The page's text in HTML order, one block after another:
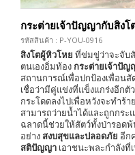
กระต่ายเจ้าปัญญากับสิงโ
รหัสสินค้า : P-YOU-0916
สิงโตผู้หิวโหย ที่ข่มขู่ว่าจะจับ
ตนเองอิ่มท้องกระต่ายเจ้าปัญ
สถานการณ์เพื่อปกป้องเพื่อน
เชื่อว่ามีคู่แข่งที่แข็งแกร่งอีกตั
กระโดดลงไปเพื่อหวังจะทำร้าย
สามารถว่ายน้ำได้และถูกกร
ฉลาดนี้ช่วยให้สัตว์ทั้งป่ารอด
อย่างสงบสุขและปลอดภัย อีก
สติปัญญา เอาชนะพละกำลังที่